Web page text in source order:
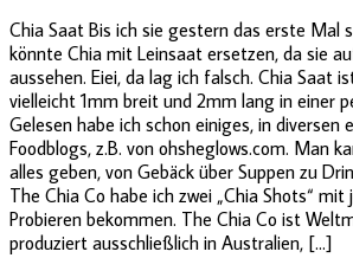
Chia Saat Bis ich sie gestern das erste Mal
könnte Chia mit Leinsaat ersetzen, da sie
aussehen. Eiei, da lag ich falsch. Chia Saat
vielleicht 1mm breit und 2mm lang in einer
Gelesen habe ich schon einiges, in diversen
Foodblogs, z.B. von ohsheglows.com. Man
alles geben, von Gebäck über Suppen zu
The Chia Co habe ich zwei „Chia Shots“
Probieren bekommen. The Chia Co ist
produziert ausschließlich in Australien, […]